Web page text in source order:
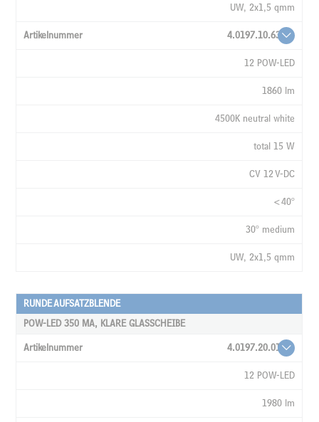
UW, 2x1,5 qmm
4.0197.10.63
12 POW-LED
1860 lm
4500K neutral white
total 15 W
CV 12 V-DC
<40°
30° medium
UW, 2x1,5 qmm
RUNDE AUFSATZBLENDE
POW-LED 350 MA, KLARE GLASSCHEIBE
4.0197.20.01
12 POW-LED
1980 lm